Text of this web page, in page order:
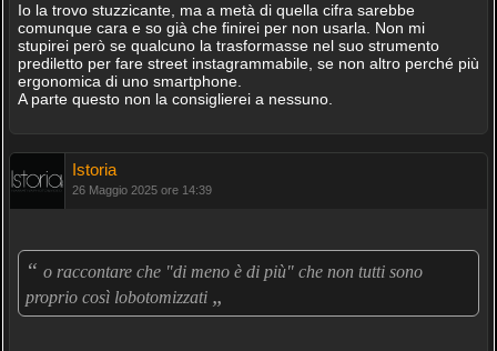
Io la trovo stuzzicante, ma a metà di quella cifra sarebbe
comunque cara e so già che finirei per non usarla. Non mi
stupirei però se qualcuno la trasformasse nel suo strumento
prediletto per fare street instagrammabile, se non altro perché più
ergonomica di uno smartphone.
A parte questo non la consiglierei a nessuno.
Istoria
26 Maggio 2025 ore 14:39
“ o raccontare che "di meno è di più" che non tutti sono
proprio così lobotomizzati „